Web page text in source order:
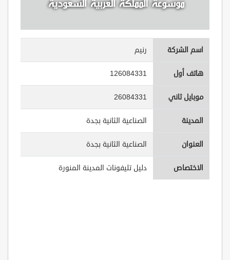
اسم الشركة رنيم
هاتف أول 126084331
موبايل ثاني 26084331
المدينة الصناعية الثانية بجدة
العنوان الصناعية الثانية بجدة
الاختصاص دليل تليفونات المدينة المنورة